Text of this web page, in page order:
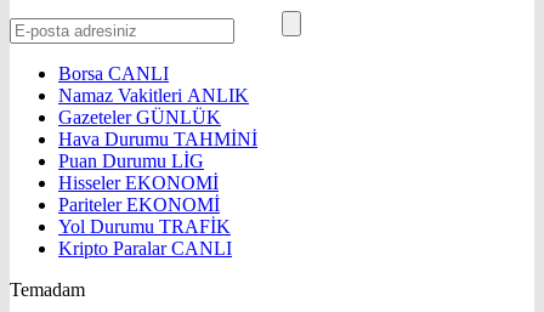
Borsa CANLI
Namaz Vakitleri ANLIK
GazetelerGÜNLÜK
Hava Durumu TAHMİNİ
Puan Durumu LİG
HisselerEKONOMİ
ParitelerEKONOMİ
Yol Durumu TRAFİK
Kripto ParalarCANLI
Temadam